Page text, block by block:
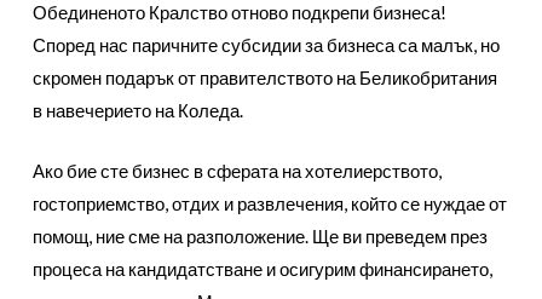
Обединеното Кралство отново подкрепи бизнеса!
Според нас паричните субсидии за бизнеса са малък, но
скромен подарък от правителството на Беликобритания
в навечерието на Коледа.
Ако бие сте бизнес в сферата на хотелиерството,
гостоприемство, отдих и развлечения, който се нуждае от
помощ, ние сме на разположение. Ще ви преведем през
процеса на кандидатстване и осигурим финансирането,